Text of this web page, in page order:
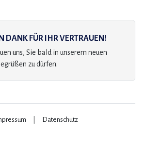
DANK FÜR IHR VERTRAUEN!
uns, Sie bald in unserem neuen
zu dürfen.
Datenschutz